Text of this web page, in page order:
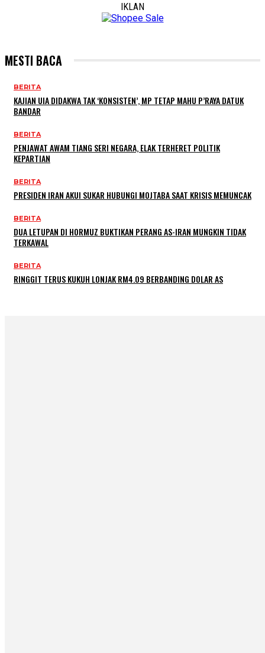
IKLAN
MESTI BACA
BERITA
KAJIAN UIA DIDAKWA TAK ‘KONSISTEN’, MP TETAP MAHU P’RAYA DATUK
BANDAR
BERITA
PENJAWAT AWAM TIANG SERI NEGARA, ELAK TERHERET POLITIK
KEPARTIAN
BERITA
PRESIDEN IRAN AKUI SUKAR HUBUNGI MOJTABA SAAT KRISIS MEMUNCAK
BERITA
DUA LETUPAN DI HORMUZ BUKTIKAN PERANG AS-IRAN MUNGKIN TIDAK
TERKAWAL
BERITA
RINGGIT TERUS KUKUH LONJAK RM4.09 BERBANDING DOLAR AS